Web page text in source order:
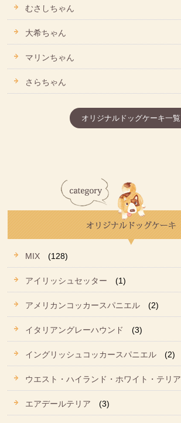
むさしちゃん
大希ちゃん
マリンちゃん
さらちゃん
オリジナルドッグケーキ一覧
MIX (128)
アイリッシュセッター (1)
アメリカンコッカースパニエル (2)
イタリアングレーハウンド (3)
イングリッシュコッカースパニエル (2)
ウエスト・ハイランド・ホワイト・テリア
エアデールテリア (3)